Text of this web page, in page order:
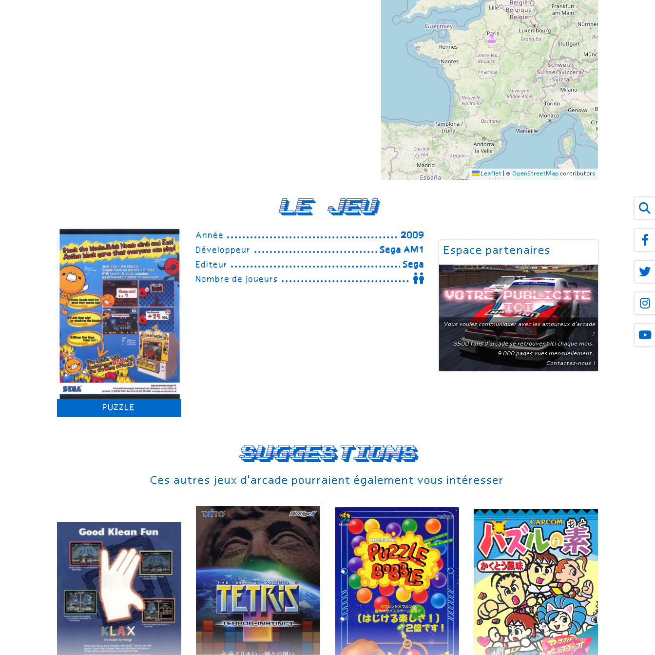
Leaflet © OpenStreetMap contributors
Le Jeu
PUZZLE
Année
2009
Développeur
Sega AM1
Editeur
Sega
Nombre de joueurs
Espace partenaires
Votre publicite
ici
Vous voulez communiquer avec les amoureux d'arcade
?
3500 fans d'arcade se retrouvent ici chaque mois.
9 000 pages vues mensuellement.
Contactez-nous !
Suggestions
Ces autres jeux d'arcade pourraient également vous intéresser